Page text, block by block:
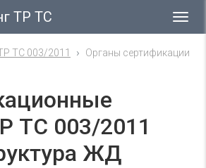
ТР ТС
ТС 003/2011 Органы сертификации
ТС 003/2011
ЖД